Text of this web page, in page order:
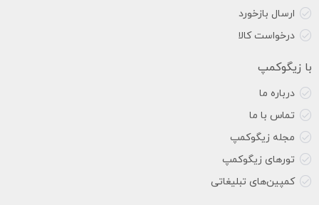
ارسال بازخورد
درخواست کالا
با زیگوکمپ
درباره ما
تماس با ما
مجله زیگوکمپ
تورهای زیگوکمپ
کمپین‌های تبلیغاتی